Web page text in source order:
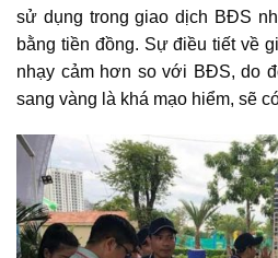
sử dụng trong giao dịch BĐS
bằng tiền đồng. Sự điều tiết về
nhạy cảm hơn so với BĐS, do
sang vàng là khá mạo hiểm, sẽ